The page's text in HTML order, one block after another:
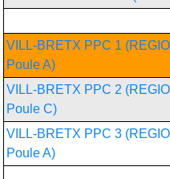
VILL-BRETX PPC 1
Poule A)
VILL-BRETX PPC 2
Poule C)
VILL-BRETX PPC 3
Poule A)